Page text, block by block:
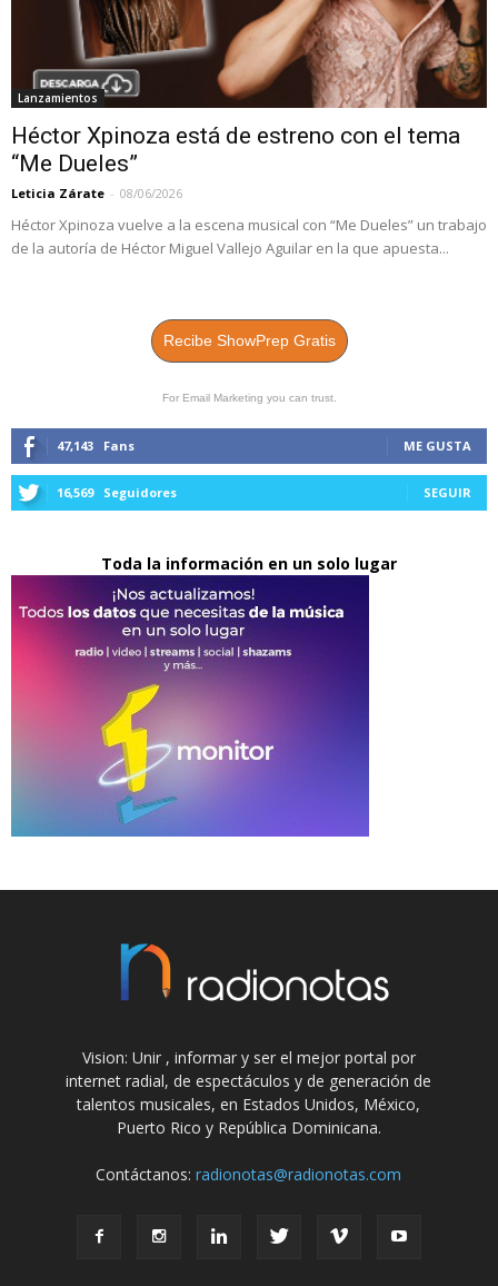
Lanzamientos
Héctor Xpinoza está de estreno con el tema
“Me Dueles”
Leticia Zárate - 08/06/2026
Héctor Xpinoza vuelve a la escena musical con “Me Dueles” un trabajo
de la autoría de Héctor Miguel Vallejo Aguilar en la que apuesta...
Recibe ShowPrep Gratis
For Email Marketing you can trust.
47,143 Fans ME GUSTA
16,569 Seguidores SEGUIR
Toda la información en un solo lugar
Vision: Unir , informar y ser el mejor portal por
internet radial, de espectáculos y de generación de
talentos musicales, en Estados Unidos, México,
Puerto Rico y República Dominicana.
Contáctanos:radionotas@radionotas.com